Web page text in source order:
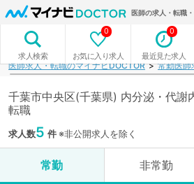
医師の求人・転職
求人検索 お気に入り求人
0
最近見た求人
0
医師求人・転職のマイナビDOCTOR 常勤医師
千葉市中央区(千葉県) 内分泌・代謝
転職
求人数5 件※非公開求人を除く
常勤 非常勤